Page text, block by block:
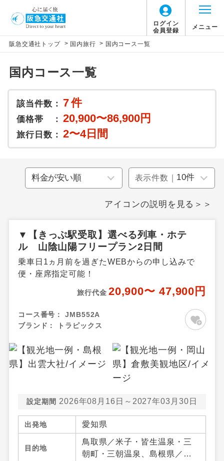
ログイン
会員登録
メニュー
阪急交通社トップ > 国内旅行 > 国内コース一覧
国内コース一覧
該当件数： 7件
価格帯 ： 20,900〜86,900円
旅行日数： 2〜4日間
表示件数｜
アイコンの説明を見る＞＞
▼【きっぷ駅受取】選べる列車・ホテ
ル 山陰山陽フリープラン2日間
乗車日1ヵ月前を過ぎたWEBからの申し込みで
便・座席指定可能！
旅行代金 20,900〜 47,900円
コース番号：
JMB552A
ブランド：
トラピックス
設定期間 2026年08月16日～2027年03月30日
出発地 愛知県
目的地
鳥取県／米子・皆生温泉・三
朝町・三朝温泉、島根県／松